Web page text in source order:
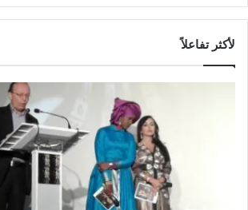
لأكثر تفاعلاً